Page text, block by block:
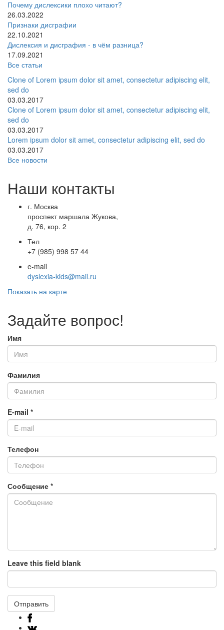
Почему дислексики плохо читают?
26.03.2022
Признаки дисграфии
22.10.2021
Дислексия и дисграфия - в чём разница?
17.09.2021
Все статьи
Clone of Lorem ipsum dolor sit amet, consectetur adipiscing elit,
sed do
03.03.2017
Clone of Lorem ipsum dolor sit amet, consectetur adipiscing elit,
sed do
03.03.2017
Lorem ipsum dolor sit amet, consectetur adipiscing elit, sed do
03.03.2017
Все новости
Наши контакты
г. Москва
проспект маршала Жукова,
д. 76, кор. 2
Тел
+7 (985) 998 57 44
e-mail
dyslexia-kids@mail.ru
Показать на карте
Задайте вопрос!
Имя
Фамилия
E-mail *
Телефон
Сообщение *
Leave this field blank
Отправить